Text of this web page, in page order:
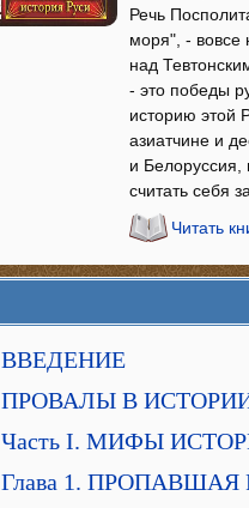
Речь
моря", - вовсе
над
- это победы
историю этой
азиатчине и
и Белоруссия,
считать себя
Читать
ВВЕДЕНИЕ
ПРОВАЛЫ В ИСТОРИИ.
Часть I. МИФЫ
Глава 1.